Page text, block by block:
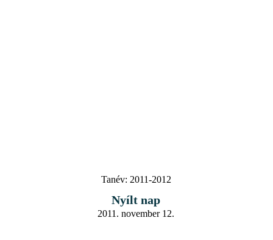
Tanév: 2011-2012
Nyílt nap
2011. november 12.